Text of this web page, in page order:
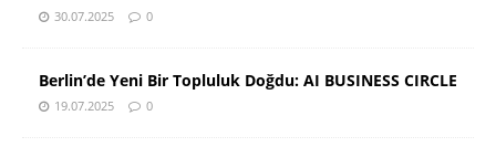
30.07.2025 0
Berlin’de Yeni Bir Topluluk Doğdu: AI BUSINESS CIRCLE
19.07.2025 0